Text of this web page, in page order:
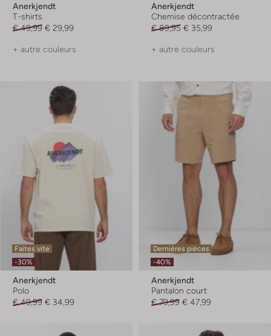
Anerkjendt
T-shirts
€ 49,99 € 29,99
+ autre couleurs
Anerkjendt
Chemise décontractée
€ 89,95 € 35,99
+ autre couleurs
Faites vite
-30%
Anerkjendt
Polo
€ 49,99 € 34,99
Dernières pièces
-40%
Anerkjendt
Pantalon court
€ 79,99 € 47,99